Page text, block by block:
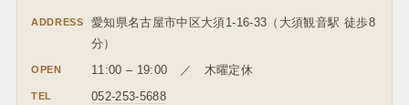
ADDRESS
愛知県名古屋市中区大須1-16-33（大須観音駅 徒歩8
分）
OPEN 11:00 – 19:00 ／ 木曜定休
TEL 052-253-5688